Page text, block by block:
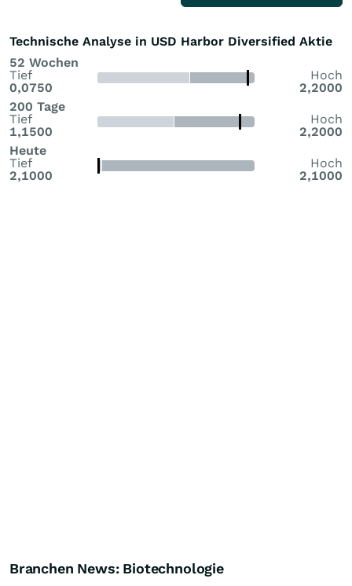
Technische Analyse in USD Harbor Diversified Aktie
52 Wochen
Tief
0,0750
Hoch
2,2000
200 Tage
Tief
1,1500
Hoch
2,2000
Heute
Tief
2,1000
Hoch
2,1000
Branchen News: Biotechnologie